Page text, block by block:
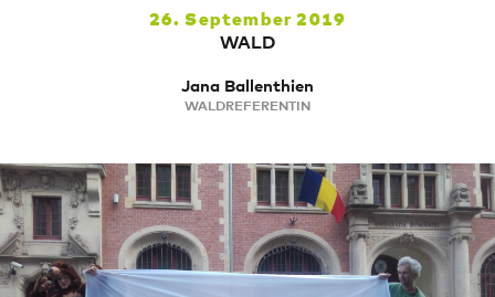
26. September 2019
WALD
Jana Ballenthien
WALDREFERENTIN